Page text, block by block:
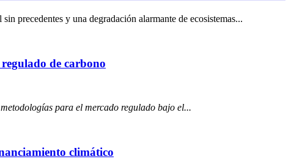
precedentes y una degradación alarmante de ecosistemas...
de carbono
para el mercado regulado bajo el...
climático